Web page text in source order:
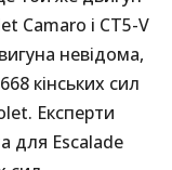
Camaro і CT5-V
невідома,
кінських сил
Експерти
для Escalade